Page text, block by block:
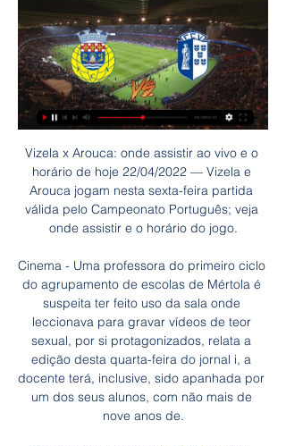
Vizela x Arouca: onde assistir ao vivo e o horário de hoje 22/04/2022 — Vizela e Arouca jogam nesta sexta-feira partida válida pelo Campeonato Português; veja onde assistir e o horário do jogo.

Cinema - Uma professora do primeiro ciclo do agrupamento de escolas de Mértola é suspeita ter feito uso da sala onde leccionava para gravar vídeos de teor sexual, por si protagonizados, relata a edição desta quarta-feira do jornal i, a docente terá, inclusive, sido apanhada por um dos seus alunos, com não mais de nove anos de.

Encomende agora online DT Retentor, apoio do veio de transmissão . Número da peça: 4.20297 - Compatível com camiões de MERCEDES-BENZ Entrega rápida Compre Agora!

Assistir CSA x Sport na Internet. O duelo será transmitido na internet, acompanhe ao vivo e fique por dentro de tudo que rola na partida através do seu celular, tablet e PC. Para isso, deverá acessar o site mycujoo.tv/sportrecife (Clique Aqui) que vai realizar a transmissão online gratuitamente.

Viseu Benfica B Cova da Piedade Estoril Farense FC Porto B Leixões Mafra Penafiel Sp. Covilhã Oliveirense Varzim Casa Pia Vilafranquense Resultados Classificações. Futebol feminino Futebol de praia Futebol ao Vivo Liga Revelação Coluna Distrital Soccerex. Resumos; Dica. siga a transmissão em direto. Jogo da AF Lisboa. Campeonato de.

Ele foi descoberto em Maceió, durante uma excursão do time de vôlei feminino do Flamengo. Trazido ao Rio de Janeiro, passou na seleção e ingressou no futebol do clube. Despontou quando foi escalado para o lugar de Evaristo na partida decisiva contra o América: 4 a 1 Flamengo – tricampeão carioca, com quatro gols de Dida.

Aos 23 minutos, o São Bernardo liquidou a fatura; o atacante Jefferson, fez o seu segundo e o terceiro gol do Tigre do ABC, dando números finais ao confronto C. A. Taboão da Serra 1 x 3 São Bernardo F. C. Encerrada a quarta rodada do Campeonato Paulista Categoria de Base Sub – 20, o Cão Pastor, segue na lanterna do Grupo 5, com um ponto.

Consultoria Rh contrata Analista Contábil Sr. para Barra da Tijuca – R$ 4.000,00.. Elaboração e transmissão de obrigações. Ajudante Analista Assistente Atendente Auxiliar Balconista Bangu Barra Da Tijuca Belford Roxo Benfica Bilingue Bombeiro Bonsucesso Botafogo Caju Campo Grande Catete Centro Cobrança Computação Consultor.

(ESPORTE>>>) Arouca e Vizela ao vivo assistir há 8 horas — (ESPORTE>>>) Arouca e Vizela ao vivo assistir AROUCA-Vizela (1:0) ({Score}) Resumo Vídeo (2024) 28 janeiro 2024 Arouca. 20:30. Vizela.

Direções para Hospital Samaritano, a partir dos locais mais visitados em Barra Da Tijuca, usando o transporte público. As linhas abaixo têm rotas que passam perto de Hospital Samaritano - Ônibus: 565, 691 - 693, 900, 991.

Barra de Tijuca é uma região administrativa situada entre o oceano Atlântico e os maciços da Pedra Branca e da Tijuca, na Zona Oeste do município do Rio de Janeiro, capital do estado homônimo. É formada em grande parte por ilhas barreiras separadas do continente por um extenso complexo lagunar.

Este Imóvel está localizado em on Avenida Prefeito Dulcídio Cardoso, Barra da Tijuca, Rio de Janeiro, RJ e foi publicado na categoria à venda no Agente Imóvel há 18200 dias. O terreno é oferecido pela imobiliária Ética BB Barra da Tijuca por o valor R$ 880.000 e cerca de 87m².

Barra Mansa RJ. Education. Barão de Aiuruoca. College. CIEP- 485. High School. Class of 2010. Places She's Lived. Current City. Barra Mansa. Hometown. Barra Mansa. Favorite Quotes. Garra Que eu continue com vontade de viver, mesmo sabendo que a vida é , em muitos momentos, uma lição difícil de …

More from my site. Melhores momentos de Botafogo 1×1 Sport pelo campeonato Brasileiro sub-20; Melhores momentos de Palmeiras 0x1 Sport pela Copa São Paulo

Assume, neste momento novas funções ao serviço da Ovarense Basquetebol, colocando todo o seu conhecimento de campo e larga experiência ao serviço da equipa. Está assim constituída a nova dupla técnica, que vai liderar a equipa da Ovarense Dolce Vita na época 2012/2013.

Optimize Fat Burn há 1 hora — [Esporte>>]]] Arouca x Vizela ao vivo hoje [[ao vivo<<<<]<<<<] assistir Arouca x Vizela ao vivo agora A 28 janeiro 2024 há 1 hora — Assistir ...

A Ponte Preta empatou com a Portuguesa por 0 a 0 na tarde do último domingo. Com esse resultado, a Macaca não conseguiu a classificação para a Copa Sulamericana, que marcaria a primeira competição internacional da equipe.

Esse é o segundo bicicletário no corredor São Mateus - Jabaquara - o primeiro foi inaugurado em julho de 2007, no Terminal Metropolitano de São Bernardo do Campo. A iniciativa faz parte do projeto "Ciclista Cidadão", que tem o objetivo de incentivar o …

A transmissão é gratuita e feita por sites da internet,. Noticias, orkut, Palmeiras x Sport transmissão ao vivo, radio, ronaldo flamengo, Santos x Fluminense transmissão ao vivo, Santos x Vitória transmissão ao vivo, São Paulo, São Paulo x Flamengo transmissão ao vivo,.

O Santos levou a pior diante do Flamengo durante o ESPN Bom Dia desta sexta-feira. Inspirada no duelo deste sábado, às 17h, pela última rodada do primeiro turno do Campeonato Brasileiro, a bancada, colocou frente a frente o líder e o vice-líder da competição.

Página inicial Futebol Stats Esporte Stats Assistir Ponte Preta x Bragantino AO VIVO – Campeonato Paulista Esporte Stats Assistir Ponte Preta x Bragantino AO VIVO – Campeonato Paulista março 27, 2019. Ponte Preta e Bragantino. tablet ou outro dispositivo. Para isso, deverá acessar o site SporTV Play onde será realizada a transmissão.

Hoje o Bonsu cesso volta a pisar em gramado de segunda divisão. O rubro anil da Leopoldina começa a viver a realidade da Série B1 estadual recebendo o Carapebus em Moça Bonita (o Bons uça é o mandante de campo – Teixeira de Castro ainda sem laudos) pela 1ª rodada da competição, que começou ontem com sete jogos.

A partir de uma doação inicial de 1.500 m2 de construção, pelo Instituto Robert Bosch do Brasil, o Ambulatório toma forma de Hospital em 1986. Os recursos para a ampliação da obra, totalizando 35 mil m2, provêm exclusivamente de doações de empresas e da sociedade de Campinas e região.

Transmissão ao vivo de Primeira Igreja Batista da Barra da Tijuca Primeira Igreja Batista da Barra da Tijuca. Loading. MANSÃO BARRA DA TIJUCA DECORADA MOBILIADA 1.000M² CAMPO DE FUTEBOL E CINEMA - Muller Imóveis Rj - Duration: 16:47. Muller Imóveis Rj 28,339 views. New; 16:47. GERANDO O MILAGRE Pastor Chico Chagas 161 watching.

Por favor note que, na maioria dos casos, uma subscrição digital ou autenticação com um fornecedor de Internet/TV pode ser necessária. Tentaremos fornecer uma transmissão o mais fiel e detalhada possível. No entanto, os horários de transmissão estão sujeitos a ser modificados a …

FC Vizela x FC Arouca ao vivo agora (( 10/01/2024 — FC Vizela x FC Arouca ao vivo agora (((ESPORTE!!!))) FC Vizela x Moreirense FC ao vivo online 23 10 janeiro 2024 O Vizela venceu o ...

Internacional Santos resultado ao vivo (e transmissão online) começa no dia 13.10.2019. as 19:00 horário UTC em Brazil, Porto Alegre, Estádio Beira Rio como parte do Brasileiro Série A Brazil.

ASSISTIR Coritiba x Ponte Preta AO VIVO 07-08-2016 Brasileiro Série A,seu futebol ao vivo,ASSISTIR Coritiba x Ponte Preta AO VIVO 07-08-2016 Brasileiro Série A

O Athletico recusou um acerto com a TV Globo para a transmissão de suas partidas por meio do pay-per-view. Isso faz com que boa parte de seus confrontos sejam às escuras. Em nota divulgada em abril deste ano, o clube se explicou: "Como é de conhecimento público, o Athletico não concorda com a forma injusta de distribuição das receitas de.

Arouca x Vizela » Placar ao vivo, Palpites, Estatísticas + Como Assistir em Direto e Transmissão ao vivo do Arouca x Vizela. Você pode assistir ao jogo absolutamente de graça e sem anúncios, seguido os próximos passos.

Posts sobre Transmissão ao vivo Corinthians x Ponte Preta escritos por Fernando Bernardes. Ir para a navegação;. Clube do Timão, Corinthians x Ponte Preta ao vivo, Jogo Corinthians x Ponte Preta ao vivo, Portal S4, Transmissão ao vivo Corinthians x Ponte Preta, Ver Corinthians x Ponte Preta ao vivo.. em São José do Rio Preto.

Assistir Criciúma x Brasil de Pelotas AO VIVO. Assistir Criciúma x Brasil de Pelotas ao vivo,. Por admin Assistir Atlético-GO x Cuiabá AO VIVO. Assistir Atlético-GO x Cuiabá ao vivo, ver Atlético-GO x Cuiabá Online, Atlético-GO x Cuiab. Acompanhe quais jogos terão transmissão ao vivo …

Em situações opostas, Linense e São Bernado se enfrentam. Nacionais; Em situações opostas, Linense e São Bernado se enfrentam. De. Talita Trindade - 24 de março de 2017. 0. 57. Partilhar no Facebook.

Guarulhos › Farmácia › Farmácia em Macedo › Drogaria são carlos › Como chegar . Como chegar em Drogaria são carlos Av. Tiradentes, Macedo, Guarulhos, SP Ver.

Vizela e Arouca ao vivo onde assistir (HD AO 09/01/2024 — Vizela e Arouca ao vivo onde assistir (HD AO VIVO<) assistir Estrela Amadora x Arouca ao vivo ver 10 janeiro 2024.

Assim, antevendo que outros acionistas possam tentar opor-se à saída do Belenenses do capital da SAD, o extenso aviso alerta os potenciais compradores para «a circunstância da BSAD já ter alegado a impossibilidade de transmissão das Ações por parte do CF Os Belenenses, em face do disposto no artigo 23.º n.º 1 do Regime Jurídico das.

Acho que fizemos um bom jogo, a Ovarense tem uma boa equipa e penso que somos praticamente iguais em termos de qualidade. Tivemos sorte no golo que fizemos, porque o Diogo marcou o livre e ninguém tocou na bola. O livre é um lance estudado, mas como ninguém tocou, acabou por enganar o próprio guarda-redes.

A Globo, na TV aberta, e o Esporte Interativo, na TV fechada, transmitirão o amistoso entre Santos e Benfica, marcado para o dia 8 de outubro, às 16h20. A Globosat, por meio do SporTV,. Globo e Esporte Interativo dividem transmissão ao vivo de Santos x Benfica.. Futebol do Flamengo gastou em seis meses R$ 138,5... Rodrigo Matt